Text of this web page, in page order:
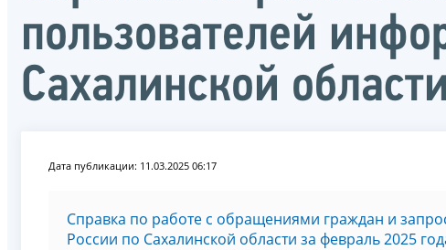
пользователей
Сахалинской
Дата публикации: 11.03.2025 06:17
Справка по работе с обращениями граждан и
России по Сахалинской области за февраль 2025